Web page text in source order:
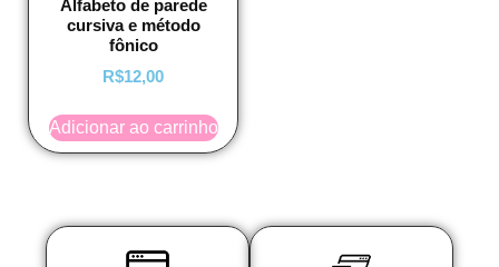
Alfabeto de parede
cursiva e método
fônico
R$12,00
Adicionar ao carrinho